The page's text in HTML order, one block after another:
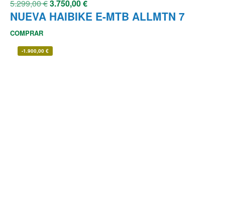
5.299,00€3.750,00€
NUEVA HAIBIKE E-MTB ALLMTN 7
COMPRAR
-1.900,00 €